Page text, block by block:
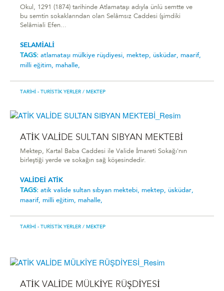
Okul, 1291 (1874) tarihinde Atlamataşı adıyla ünlü semtte ve
bu semtin sokaklarından olan Selâmsız Caddesi (şimdiki
Selâmiali Efen...
SELAMİALİ
TAGS: atlamataşi mülki̇ye rüşdi̇yesi̇, mektep, üsküdar, maarif,
milli eğitim, mahalle,
TARIHI - TURISTIK YERLER / MEKTEP
ATİK VALİDE SULTAN SIBYAN MEKTEBİ
Mektep, Kartal Baba Caddesi ile Valide İmareti Sokağı'nın
birleştiği yerde ve sokağın sağ köşesindedir.
VALİDEİ ATİK
TAGS: ati̇k vali̇de sultan sibyan mektebi̇, mektep, üsküdar,
maarif, milli eğitim, mahalle,
TARIHI - TURISTIK YERLER / MEKTEP
ATİK VALİDE MÜLKİYE RÜŞDİYESİ